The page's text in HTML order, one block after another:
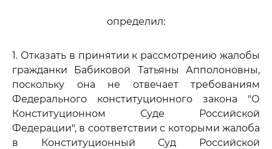
определил:
1. Отказать в принятии к рассмотрению жалобы
гражданки Бабиковой Татьяны Апполоновны,
поскольку она не отвечает требованиям
Федерального конституционного закона "О
Конституционном Суде Российской
Федерации", в соответствии с которыми жалоба
в Конституционный Суд Российской